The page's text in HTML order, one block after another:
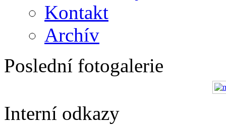
Kontakt
Archív
Poslední fotogalerie
Interní odkazy